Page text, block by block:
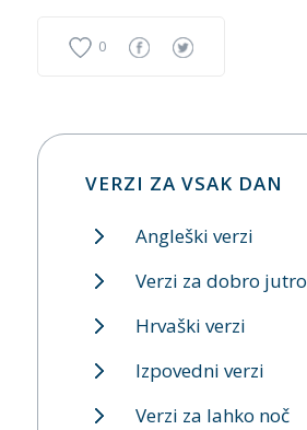
0
VERZI ZA VSAK DAN
Angleški verzi
Verzi za dobro jutro
Hrvaški verzi
Izpovedni verzi
Verzi za lahko noč